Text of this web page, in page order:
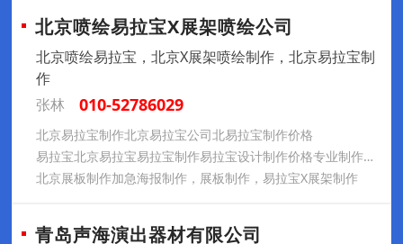
北京喷绘易拉宝X展架喷绘公司
北京喷绘易拉宝，北京X展架喷绘制作，北京易拉宝制
作
张林
010-52786029
北京易拉宝制作北京易拉宝公司北易拉宝制作价格
易拉宝北京易拉宝易拉宝制作易拉宝设计制作价格专业制作易拉宝
北京展板制作加急海报制作，展板制作，易拉宝X展架制作
青岛声海演出器材有限公司